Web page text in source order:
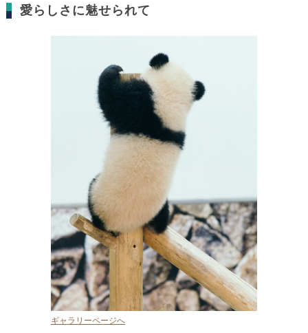
愛らしさに魅せられて
ギャラリーページへ